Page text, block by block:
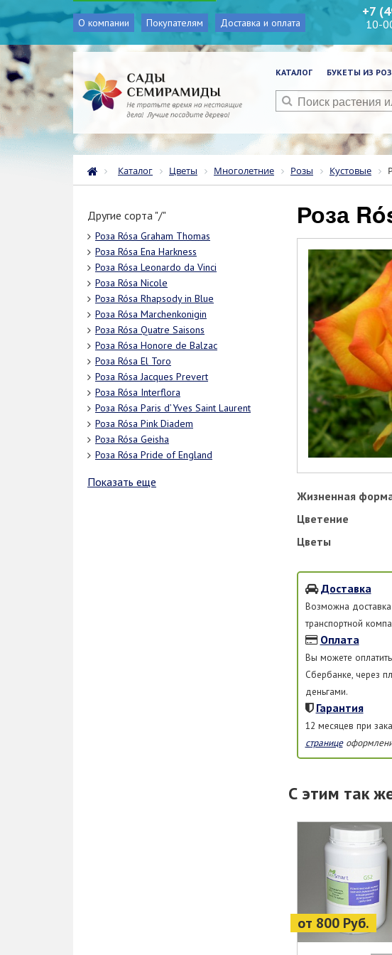
О компании Покупателям Доставка и оплата
+7
10-
КАТАЛОГ БУКЕТЫ ИЗ РОЗ
Каталог Цветы Многолетние Розы Кустовые
Другие сорта "/"
Роза Rósa Graham Thomas
Роза Rósa Ena Harkness
Роза Rósa Leonardo da Vinci
Роза Rósa Nicole
Роза Rósa Rhapsody in Blue
Роза Rósa Marchenkonigin
Роза Rósa Quatre Saisons
Роза Rósa Honore de Balzac
Роза Rósa El Toro
Роза Rósa Jacques Prevert
Роза Rósa Interflora
Роза Rósa Paris d’Yves Saint Laurent
Роза Rósa Pink Diadem
Роза Rósa Geisha
Роза Rósa Pride of England
Показать еще
Роза
Жизненная
Цветение
Цветы
Доставка
Возможна доставка
транспортной
Оплата
Вы можете
Сбербанке, через
деньгами.
Гарантия
12 месяцев при
странице
С этим так
от 800 Руб.